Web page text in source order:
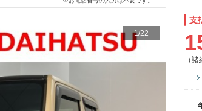
1/22
支
（